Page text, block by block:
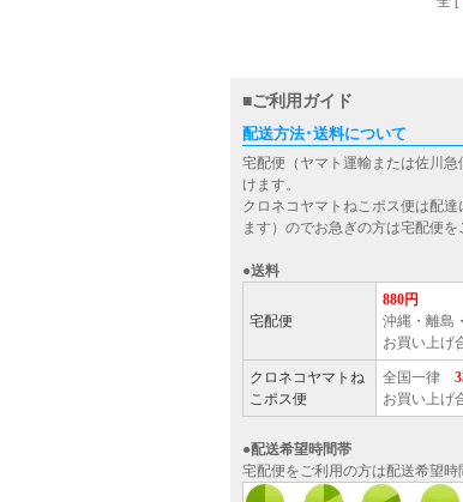
■ご利用ガイド
配送方法･送料について
宅配便（ヤマト運輸または佐川
けます。
クロネコヤマトねこポス便は配
ます）のでお急ぎの方は宅配便を
●送料
宅配便
880円
沖縄・離島
お買い上げ
クロネコヤマトね
こポス便
全国一律
お買い上げ
●配送希望時間帯
宅配便をご利用の方は配送希望時